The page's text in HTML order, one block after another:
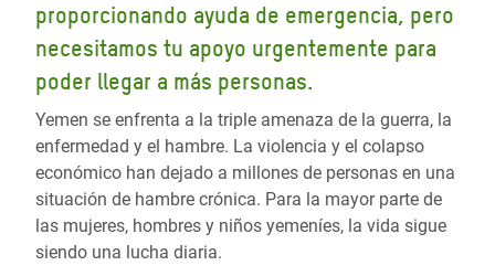
proporcionando ayuda de emergencia, pero
necesitamos tu apoyo urgentemente para
poder llegar a más personas.
Yemen se enfrenta a la triple amenaza de la guerra, la
enfermedad y el hambre. La violencia y el colapso
económico han dejado a millones de personas en una
situación de hambre crónica. Para la mayor parte de
las mujeres, hombres y niños yemeníes, la vida sigue
siendo una lucha diaria.